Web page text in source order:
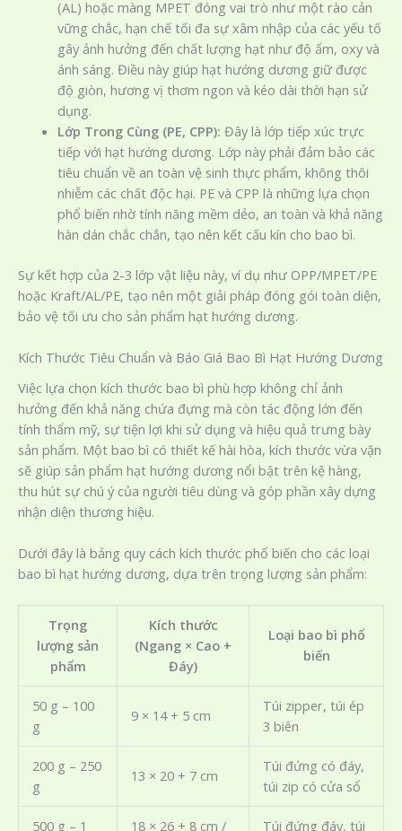
(AL) hoặc màng MPET đóng vai trò như một rào cản
vững chắc, hạn chế tối đa sự xâm nhập của các yếu tố
gây ảnh hưởng đến chất lượng hạt như độ ẩm, oxy và
ánh sáng. Điều này giúp hạt hướng dương giữ được
độ giòn, hương vị thơm ngon và kéo dài thời hạn sử
dụng.
Lớp Trong Cùng (PE, CPP): Đây là lớp tiếp xúc trực
tiếp với hạt hướng dương. Lớp này phải đảm bảo các
tiêu chuẩn về an toàn vệ sinh thực phẩm, không thôi
nhiễm các chất độc hại. PE và CPP là những lựa chọn
phổ biến nhờ tính năng mềm dẻo, an toàn và khả năng
hàn dán chắc chắn, tạo nên kết cấu kín cho bao bì.
Sự kết hợp của 2-3 lớp vật liệu này, ví dụ như OPP/MPET/PE
hoặc Kraft/AL/PE, tạo nên một giải pháp đóng gói toàn diện,
bảo vệ tối ưu cho sản phẩm hạt hướng dương.
Kích Thước Tiêu Chuẩn và Báo Giá Bao Bì Hạt Hướng Dương
Việc lựa chọn kích thước bao bì phù hợp không chỉ ảnh
hưởng đến khả năng chứa đựng mà còn tác động lớn đến
tính thẩm mỹ, sự tiện lợi khi sử dụng và hiệu quả trưng bày
sản phẩm. Một bao bì có thiết kế hài hòa, kích thước vừa vặn
sẽ giúp sản phẩm hạt hướng dương nổi bật trên kệ hàng,
thu hút sự chú ý của người tiêu dùng và góp phần xây dựng
nhận diện thương hiệu.
Dưới đây là bảng quy cách kích thước phổ biến cho các loại
bao bì hạt hướng dương, dựa trên trọng lượng sản phẩm:
Trọng
lượng sản
phẩm
Kích thước
(Ngang × Cao +
Đáy)
Loại bao bì phổ
biến
50 g – 100
g
9 × 14 + 5 cm
Túi zipper, túi ép
3 biên
200 g – 250
g
13 × 20 + 7 cm
Túi đứng có đáy,
túi zip có cửa sổ
500 g – 1
18 × 26 + 8 cm /
Túi đứng đáy, túi